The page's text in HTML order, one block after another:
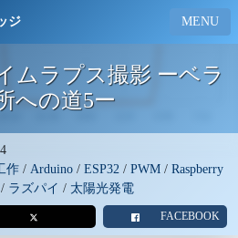
ジ MENU
ムラプス撮影 ーベラ
への道5ー
作 / Arduino / ESP32 / PWM / Raspberry
/ ラズパイ / 太陽光発電
FACEBOOK